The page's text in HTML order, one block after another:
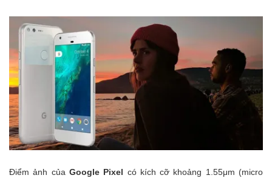
Điểm ảnh của Google Pixel có kích cỡ khoảng 1.55μm (micro